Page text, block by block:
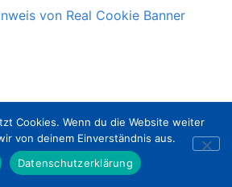
von Real Cookie Banner
Cookies. Wenn du die Website weiter
von deinem Einverständnis aus.
Datenschutzerklärung